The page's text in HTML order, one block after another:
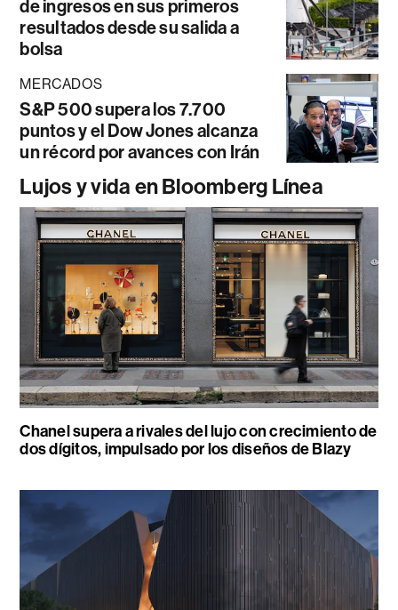
de ingresos en sus primeros
resultados desde su salida a
bolsa
MERCADOS
S&P 500 supera los 7.700
puntos y el Dow Jones alcanza
un récord por avances con Irán
Lujos y vida en Bloomberg Línea
Chanel supera a rivales del lujo con crecimiento de
dos dígitos, impulsado por los diseños de Blazy